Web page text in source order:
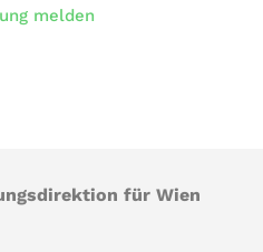
melden
für Wien